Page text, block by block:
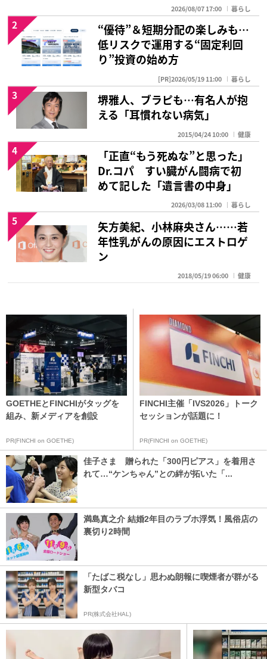
2026/08/07 17:00 暮らし
“優待”＆短期分配の楽しみも…
低リスクで運用する“固定利回
り”投資の始め方
[PR]2026/05/19 11:00 暮らし
2
堺雅人、ブラピも…有名人が抱
える「耳慣れない病気」
2015/04/24 10:00 健康
3
「正直“もう死ぬな”と思った」
Dr.コパ すい臓がん闘病で初
めて記した「遺言書の中身」
2026/03/08 11:00 暮らし
4
矢方美紀、小林麻央さん……若
年性乳がんの原因にエストロゲ
ン
2018/05/19 06:00 健康
5
GOETHEとFINCHIがタッグを
組み、新メディアを創設
PR(FINCHI on GOETHE)
FINCHI主催「IVS2026」トーク
セッションが話題に！
PR(FINCHI on GOETHE)
佳子さま 贈られた「300円ピアス」を着用さ
れて…“ケンちゃん”との絆が拓いた「...
満島真之介 結婚2年目のラブホ浮気！風俗店の
裏切り2時間
「たばこ税なし」思わぬ朗報に喫煙者が群がる
新型タバコ
PR(株式会社HAL)